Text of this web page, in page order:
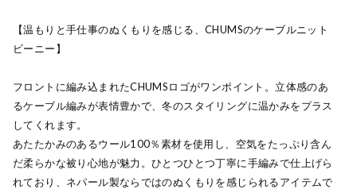
【温もりと手仕事のぬくもりを感じる、CHUMSのケーブルニット
ビーニー】
フロントに編み込まれたCHUMSロゴがワンポイント。立体感のあ
るケーブル編みが表情豊かで、冬のスタイリングに温かみをプラス
してくれます。
あたたかみのあるウール100％素材を使用し、空気をたっぷり含ん
だ柔らかな被り心地が魅力。ひとつひとつ丁寧に手編みで仕上げら
れており、ネパール製ならではのぬくもりを感じられるアイテムで